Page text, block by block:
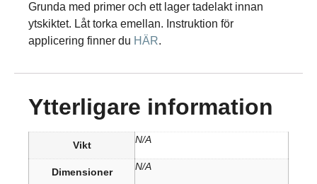
Grunda med primer och ett lager tadelakt innan
ytskiktet. Låt torka emellan. Instruktion för
applicering finner du HÄR.
Ytterligare information
Vikt N/A
Dimensioner N/A